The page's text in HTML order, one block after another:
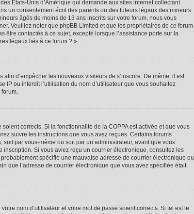
États-Unis d’Amérique qui demande aux sites internet collectant
un consentement écrit des parents ou des tuteurs légaux des mineurs
âgés de moins de 13 ans inscrits sur votre forum, nous vous
Veuillez noter que phpBB Limited et que les propriétaires de ce forum
être contactés à ce sujet, excepté lorsque l’assistance porte sur la
légaux liés à ce forum ? ».
d’empêcher les nouveaux visiteurs de s’inscrire. De même, il est
IP ou interdit l’utilisation du nom d’utilisateur que vous souhaitez
forum.
corrects. Si la fonctionnalité de la COPPA est activée et que vous
suivre les instructions que vous avez reçues. Certains forums
par vous-même ou soit par un administrateur, avant que vous
Si vous aviez reçu un courrier électronique, consultez les
spécifié une mauvaise adresse de courrier électronique ou
que l’adresse de courrier électronique que vous avez spécifiée était
nom d’utilisateur et votre mot de passe soient corrects. Si tel est le